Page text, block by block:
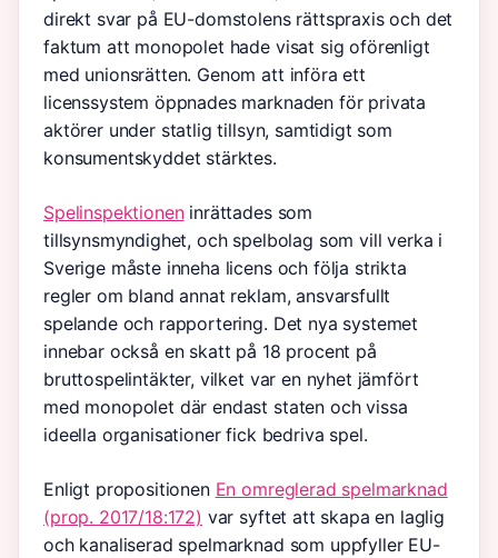
direkt svar på EU-domstolens rättspraxis och det
faktum att monopolet hade visat sig oförenligt
med unionsrätten. Genom att införa ett
licenssystem öppnades marknaden för privata
aktörer under statlig tillsyn, samtidigt som
konsumentskyddet stärktes.
Spelinspektioneninrättades som
tillsynsmyndighet, och spelbolag som vill verka i
Sverige måste inneha licens och följa strikta
regler om bland annat reklam, ansvarsfullt
spelande och rapportering. Det nya systemet
innebar också en skatt på 18 procent på
bruttospelintäkter, vilket var en nyhet jämfört
med monopolet där endast staten och vissa
ideella organisationer fick bedriva spel.
Enligt propositionen En omreglerad spelmarknad
(prop. 2017/18:172) var syftet att skapa en laglig
och kanaliserad spelmarknad som uppfyller EU-